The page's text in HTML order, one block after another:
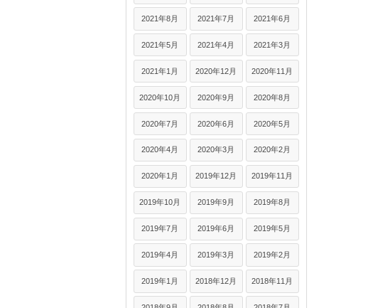
2021年8月 2021年7月 2021年6月
2021年5月 2021年4月 2021年3月
2021年1月 2020年12月 2020年11月
2020年10月 2020年9月 2020年8月
2020年7月 2020年6月 2020年5月
2020年4月 2020年3月 2020年2月
2020年1月 2019年12月 2019年11月
2019年10月 2019年9月 2019年8月
2019年7月 2019年6月 2019年5月
2019年4月 2019年3月 2019年2月
2019年1月 2018年12月 2018年11月